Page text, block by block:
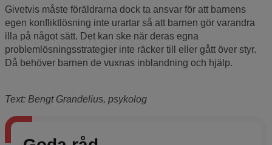
Givetvis måste föräldrarna dock ta ansvar för att barnens
egen konfliktlösning inte urartar så att barnen gör varandra
illa på något sätt. Det kan ske när deras egna
problemlösningsstrategier inte räcker till eller gått över styr.
Då behöver barnen de vuxnas inblandning och hjälp.
Text: Bengt Grandelius, psykolog